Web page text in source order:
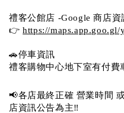
禮客公館店 -Google 商店資
👉 https://maps.app.goo.gl/
🚗停車資訊
禮客購物中心地下室有付費
📢各店最終正確 營業時間
店資訊公告為主‼️